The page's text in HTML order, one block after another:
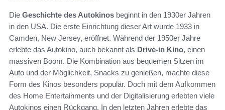
Die Geschichte des Autokinos beginnt in den 1930er Jahren
in den USA. Die erste Einrichtung dieser Art wurde 1933 in
Camden, New Jersey, eröffnet. Während der 1950er Jahre
erlebte das Autokino, auch bekannt als Drive-in Kino, einen
massiven Boom. Die Kombination aus bequemen Sitzen im
Auto und der Möglichkeit, Snacks zu genießen, machte diese
Form des Kinos besonders populär. Doch mit dem Aufkommen
des Home Entertainments und der Digitalisierung erlebten viele
Autokinos einen Rückgang. In den letzten Jahren erlebte das